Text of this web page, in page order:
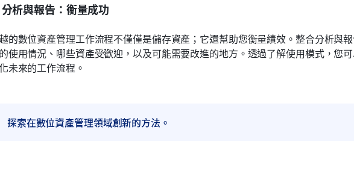
析與報告：衡量成功
的數位資產管理工作流程不僅僅是儲存資產；它還幫助您衡量績效。整合分析與
使用情況、哪些資產受歡迎，以及可能需要改進的地方。透過了解使用模式，您
未來的工作流程。
探索在數位資產管理領域創新的方法。